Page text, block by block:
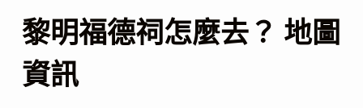
黎明福德祠怎麼去？ 地圖
資訊